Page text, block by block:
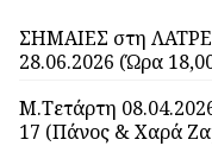
ΣΗΜΑΙΕΣ στη
28.06.2026 (Ώρα
Μ.Τετάρτη
17 (Πάνος & Χαρά